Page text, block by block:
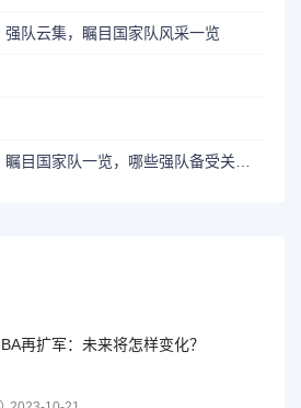
队云集，瞩目国家队风采一览
再扩军：未来将怎样变化？